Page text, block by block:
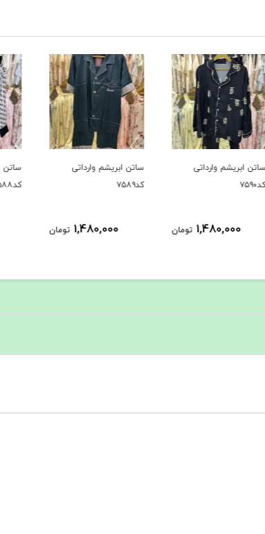
ساتن ابریشم وارداتی
کد۷۵۸۹
1,480,000 تومان
ساتن ابریشم وارداتی
کد۷۵۸۸
1,480,000 تومان
ساتن
کد۷۵۸۷